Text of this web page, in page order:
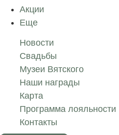
Акции
Еще
Новости
Свадьбы
Музеи Вятского
Наши награды
Карта
Программа лояльности
Контакты